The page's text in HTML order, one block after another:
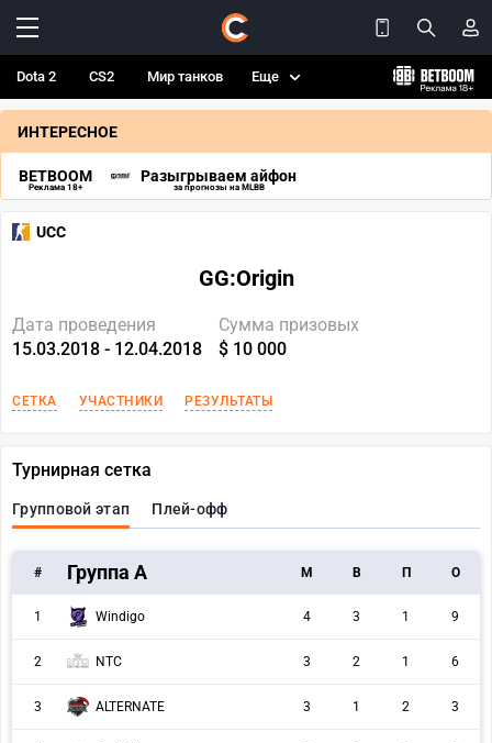
Dota 2 CS2 Мир танков Еще
ИНТЕРЕСНОЕ
BETBOOM
Реклама 18+
Разыгрываем айфон
за прогнозы на MLBB
UCC
GG:Origin
Дата проведения
15.03.2018 - 12.04.2018
Сумма призовых
$ 10 000
СЕТКА УЧАСТНИКИ РЕЗУЛЬТАТЫ
Турнирная сетка
Групповой этап Плей-офф
# Группа A M В П О
1 Windigo 4 3 1 9
2 NTC 3 2 1 6
3 ALTERNATE 3 1 2 3